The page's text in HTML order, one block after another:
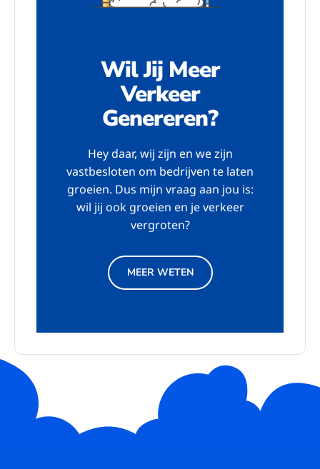
Wil Jij Meer
Verkeer
Genereren?
Hey daar, wij zijn en we zijn
vastbesloten om bedrijven te laten
groeien. Dus mijn vraag aan jou is:
wil jij ook groeien en je verkeer
vergroten?
MEER WETEN